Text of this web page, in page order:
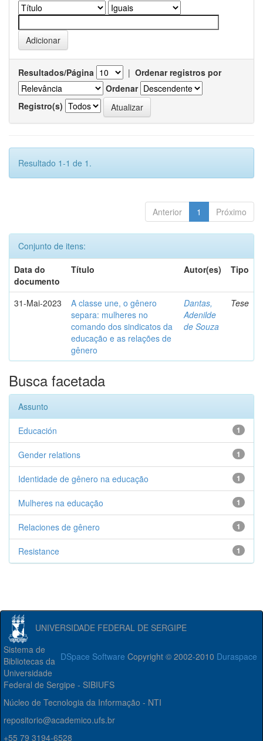
Resultados/Página | Ordenar registros por
Ordenar
Registro(s)
Resultado 1-1 de 1.
Anterior 1 Próximo
Conjunto de itens:
Data do
documento
Título Autor(es) Tipo
31-Mai-2023
A classe une, o gênero
separa: mulheres no
comando dos sindicatos da
educação e as relações de
gênero
Dantas,
Adenilde
de Souza
Tese
Busca facetada
Assunto
1
Educación
1
Gender relations
1
Identidade de gênero na educação
1
Mulheres na educação
1
Relaciones de gênero
1
Resistance
UNIVERSIDADE FEDERAL DE SERGIPE
DSpace Software Copyright © 2002-2010 Duraspace
Sistema de
Bibliotecas da
Universidade
Federal de Sergipe - SIBIUFS
Núcleo de Tecnologia da Informação - NTI
repositorio@academico.ufs.br
+55 79 3194-6528